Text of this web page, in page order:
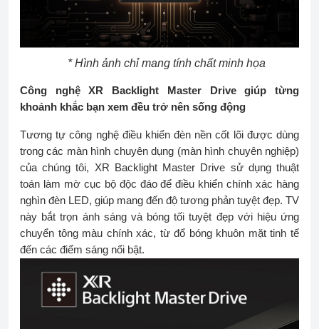
* Hình ảnh chỉ mang tính chất minh họa
Công nghệ XR Backlight Master Drive giúp từng
khoảnh khắc bạn xem đều trở nên sống động
Tương tự công nghệ điều khiển đèn nền cốt lõi được dùng
trong các màn hình chuyên dụng (màn hình chuyên nghiệp)
của chúng tôi, XR Backlight Master Drive sử dụng thuật
toán làm mờ cục bộ độc đáo để điều khiển chính xác hàng
nghìn đèn LED, giúp mang đến độ tương phản tuyệt đẹp. TV
này bắt trọn ánh sáng và bóng tối tuyệt đẹp với hiệu ứng
chuyển tông màu chính xác, từ đổ bóng khuôn mặt tinh tế
đến các điểm sáng nổi bật.